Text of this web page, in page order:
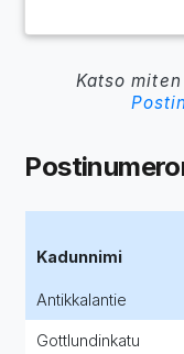
Katso
Kadunnimi
Antikkalantie
Gottlundinkatu